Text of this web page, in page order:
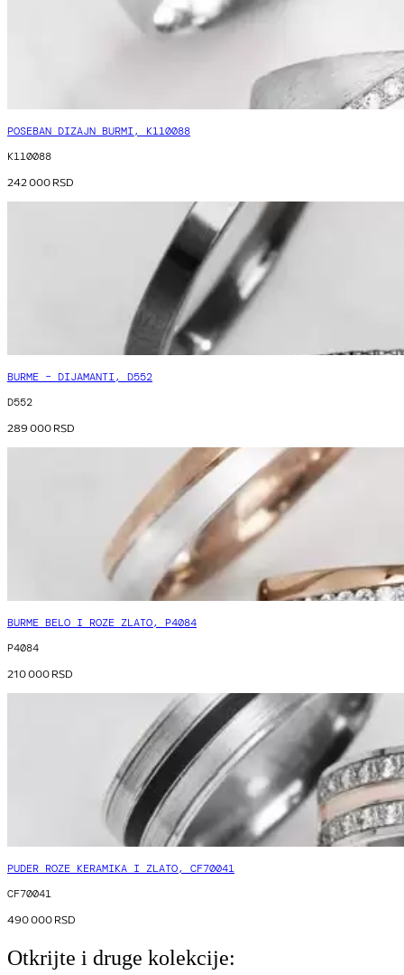
POSEBAN DIZAJN BURMI, K110088
K110088
242 000RSD
BURME – DIJAMANTI, D552
D552
289 000RSD
BURME BELO I ROZE ZLATO, P4084
P4084
210 000RSD
PUDER ROZE KERAMIKA I ZLATO, CF70041
CF70041
490 000RSD
Otkrijte i druge kolekcije: